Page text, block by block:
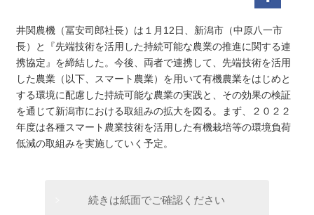
井関農機（冨安司郎社長）は１月12日、新潟市（中原八一市
長）と『先端技術を活用した持続可能な農業の推進に関する連
携協定』を締結した。今後、両者で連携して、先端技術を活用
した農業（以下、スマート農業）を用いて有機農業をはじめと
する環境に配慮した持続可能な農業の実践と、その効果の検証
を通じて新潟市における取組みの拡大を図る。まず、２０２２
年度は各種スマート農業技術を活用した有機栽培等の環境負荷
低減の取組みを実施していく予定。
続きは紙面でご確認ください